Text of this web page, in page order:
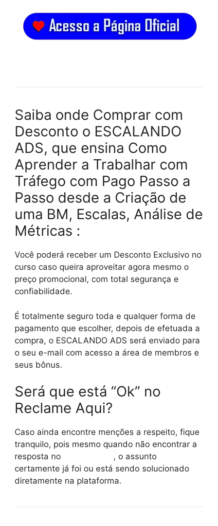
Saiba onde Comprar com
Desconto o ESCALANDO
ADS, que ensina Como
Aprender a Trabalhar com
Tráfego com Pago Passo a
Passo desde a Criação de
uma BM, Escalas, Análise de
Métricas :
Você poderá receber um Desconto Exclusivo no
curso caso queira aproveitar agora mesmo o
preço promocional, com total segurança e
confiabilidade.
É totalmente seguro toda e qualquer forma de
pagamento que escolher, depois de efetuada a
compra, o ESCALANDO ADS será enviado para
o seu e-mail com acesso a área de membros e
seus bônus.
Será que está “Ok” no
Reclame Aqui?
Caso ainda encontre menções a respeito, fique
tranquilo, pois mesmo quando não encontrar a
resposta no
, o assunto
certamente já foi ou está sendo solucionado
diretamente na plataforma.